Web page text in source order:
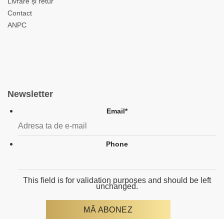
Contact
ANPC
Newsletter
Email*
Phone
This field is for validation purposes and should be left
unchanged.